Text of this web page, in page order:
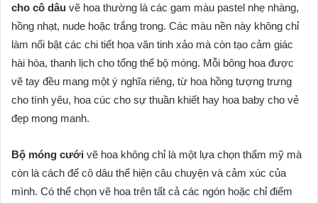
cho cô dâu vẽ hoa thường là các gam màu pastel nhẹ nhàng,
hồng nhạt, nude hoặc trắng trong. Các màu nền này không chỉ
làm nổi bật các chi tiết hoa văn tinh xảo mà còn tạo cảm giác
hài hòa, thanh lịch cho tổng thể bộ móng. Mỗi bông hoa được
vẽ tay đều mang một ý nghĩa riêng, từ hoa hồng tượng trưng
cho tình yêu, hoa cúc cho sự thuần khiết hay hoa baby cho vẻ
đẹp mong manh.
Bộ móng cưới vẽ hoa không chỉ là một lựa chọn thẩm mỹ mà
còn là cách để cô dâu thể hiện câu chuyện và cảm xúc của
mình. Có thể chọn vẽ hoa trên tất cả các ngón hoặc chỉ điểm